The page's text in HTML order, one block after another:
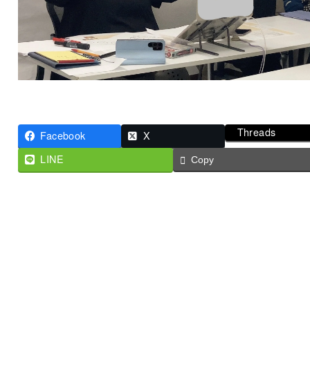
Facebook X
Threads
LINE
Copy